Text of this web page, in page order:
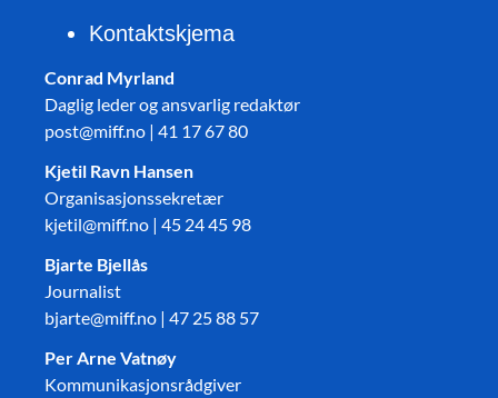
Kontaktskjema
Conrad Myrland
Daglig leder og ansvarlig redaktør
post@miff.no | 41 17 67 80
Kjetil Ravn Hansen
Organisasjonssekretær
kjetil@miff.no | 45 24 45 98
Bjarte Bjellås
Journalist
bjarte@miff.no | 47 25 88 57
Per Arne Vatnøy
Kommunikasjonsrådgiver